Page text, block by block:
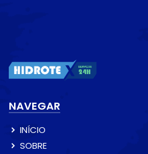
NAVEGAR
INÍCIO
SOBRE